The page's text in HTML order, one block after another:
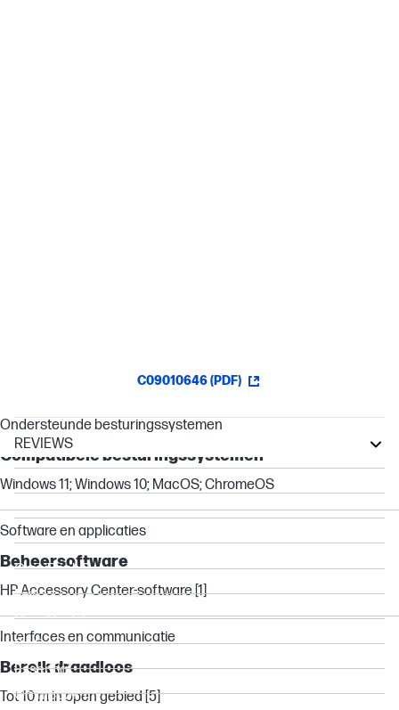
C09010646 (PDF)
Ondersteunde besturingssystemen
Compatibele besturingssystemen
Windows 11; Windows 10; MacOS; ChromeOS
Software en applicaties
Beheersoftware
HP Accessory Center-software [1]
Interfaces en communicatie
Bereik draadloos
Tot 10 m in open gebied [5]
REVIEWS
EliteBook
ProBook
Chromebook
Other compatible products
OmniBook 3
Pro
OmniBook 5
ProDesk
Essential
OmniBook 7